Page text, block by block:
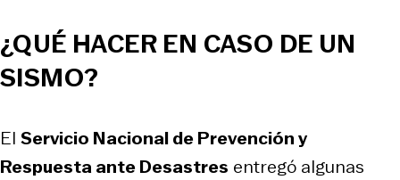
¿QUÉ HACER EN CASO DE UN
SISMO?
El Servicio Nacional de Prevención y
Respuesta ante Desastres entregó algunas